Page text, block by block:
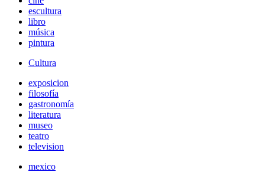
escultura
libro
música
pintura
Cultura
exposicion
filosofía
gastronomía
literatura
museo
teatro
television
mexico